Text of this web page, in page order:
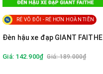
RẺ VÔ ĐỐI - RẺ HƠN HOÀN TIỀN
Đèn hậu xe đạp GIANT FAITHE
Giá: 142.900₫ Giá: 189.000₫